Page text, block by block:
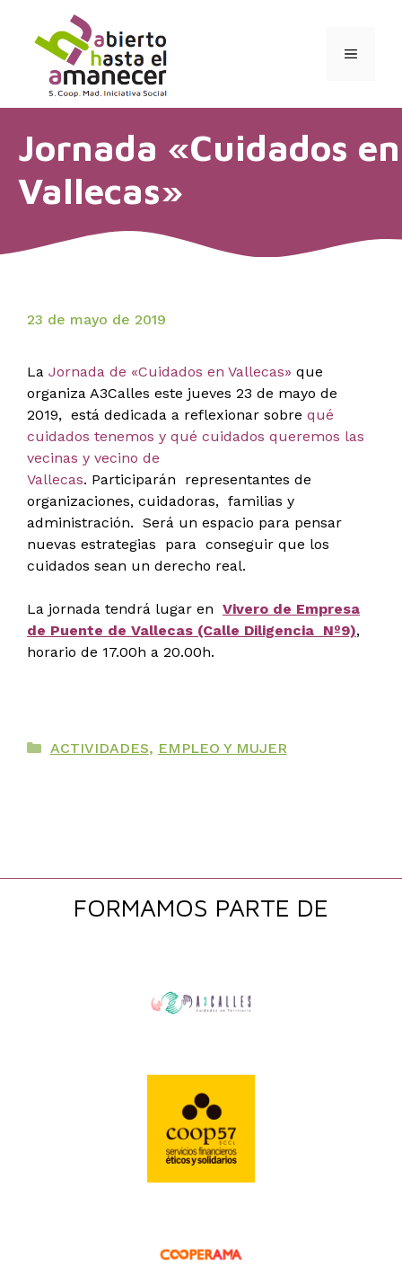
contenido
MENÚ
Jornada «Cuidados en
Vallecas»
23 de mayo de 2019
La Jornada de «Cuidados en Vallecas» que
organiza A3Calles este jueves 23 de mayo de
2019, está dedicada a reflexionar sobre qué
cuidados tenemos y qué cuidados queremos las
vecinas y vecino de
Vallecas. Participarán representantes de
organizaciones, cuidadoras, familias y
administración. Será un espacio para pensar
nuevas estrategias para conseguir que los
cuidados sean un derecho real.
La jornada tendrá lugar en Vivero de Empresa
de Puente de Vallecas (Calle Diligencia Nº9),
horario de 17.00h a 20.00h.
Categorías
ACTIVIDADES, EMPLEO Y MUJER
FORMAMOS PARTE DE